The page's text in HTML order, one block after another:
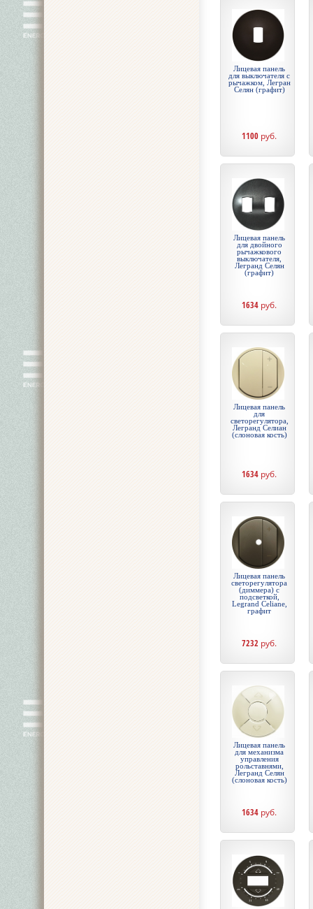
Лицевая панель
для выключателя с
рычажком, Легран
Селян (графит)
1100 руб.
Лицевая панель
для двойного
рычажкового
выключателя,
Легранд Селян
(графит)
1634 руб.
Лицевая панель
для
светорегулятора,
Легранд Селиан
(слоновая кость)
1634 руб.
Лицевая панель
светорегулятора
(диммера) с
подсветкой,
Legrand Celiane,
графит
7232 руб.
Лицевая панель
для механизма
управления
рольставнями,
Легранд Селян
(слоновая кость)
1634 руб.